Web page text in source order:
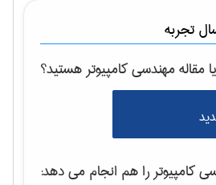
تجربه
مهندسی كامپيوترهستید؟
كامپيوتررا هم انجام می دهد: